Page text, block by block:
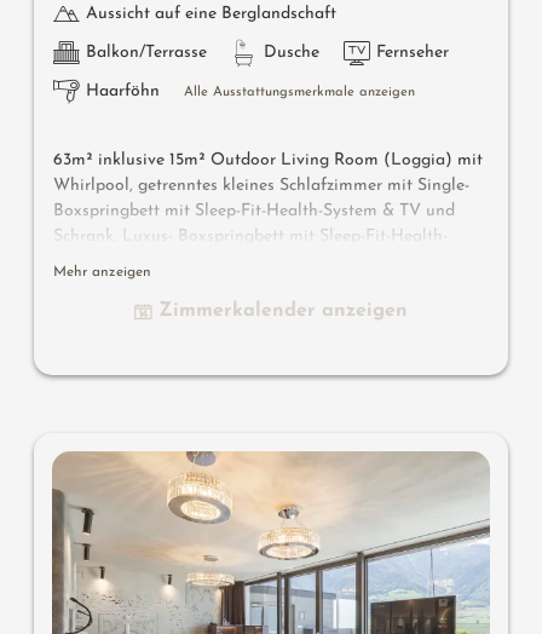
Aussicht auf eine Berglandschaft
Balkon/Terrasse Dusche Fernseher
Haarföhn Alle Ausstattungsmerkmale anzeigen
63m² inklusive 15m² Outdoor Living Room (Loggia) mit
Whirlpool, getrenntes kleines Schlafzimmer mit Single-
Boxspringbett mit Sleep-Fit-Health-System & TV und
Schrank, Luxus- Boxspringbett mit Sleep-Fit-Health-
System 210 cm lang, Komfort-Profi-Schranksystem, 2
Koffer-Designbar mit Wein-, Nespresso- & Teedesk,
Duftkräuter, Wärmestrahler und Laterne, keine Tiere. In
der DolceVita Lodge.
Mehr anzeigen
Zimmerkalender anzeigen